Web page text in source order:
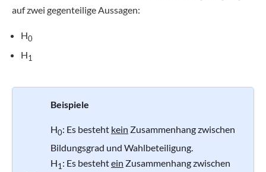
auf zwei gegenteilige Aussagen:
H0
H1
Beispiele
H0: Es besteht kein Zusammenhang zwischen
Bildungsgrad und Wahlbeteiligung.
H1: Es bestehtein Zusammenhang zwischen